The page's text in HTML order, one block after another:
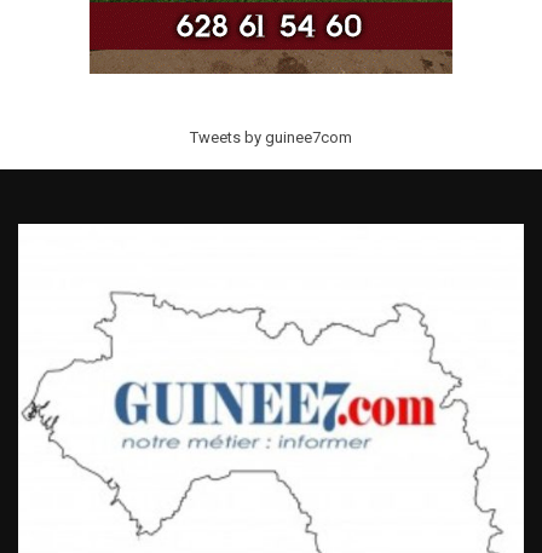
Tweets by guinee7com